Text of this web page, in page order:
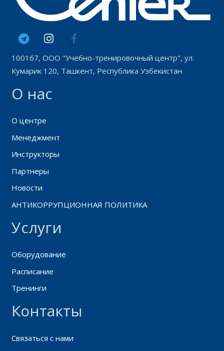
100167, ООО "Учебно-тренировочный центр", ул.
Кумарик 120, Ташкент, Республика Узбекистан
О нас
О центре
Менеджмент
Инструкторы
Партнеры
Новости
АНТИКОРРУПЦИОННАЯ ПОЛИТИКА
Услуги
Оборудование
Расписание
Тренинги
Контакты
Связаться с нами